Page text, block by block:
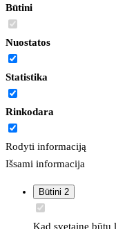
Būtini
Nuostatos
Statistika
Rinkodara
Rodyti informaciją
Išsami informacija
Būtini 2
Kad svetainę būtų